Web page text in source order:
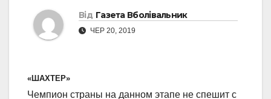
Від Газета Вболівальник
ЧЕР 20, 2019
«ШАХТЕР»
Чемпион страны на данном этапе не спешит с